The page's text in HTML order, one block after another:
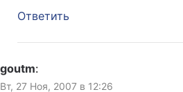
Ответить
goutm:
Вт, 27 Ноя, 2007 в 12:26